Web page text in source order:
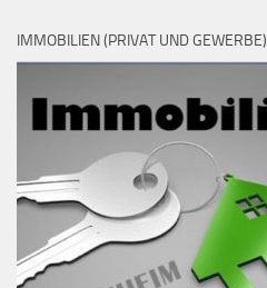
IMMOBILIEN (PRIVAT UND GEWERBE)